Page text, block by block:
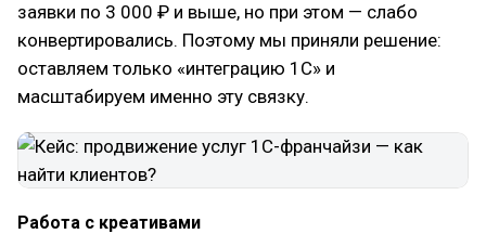
заявки по 3 000 ₽ и выше, но при этом — слабо
конвертировались. Поэтому мы приняли решение:
оставляем только «интеграцию 1С» и
масштабируем именно эту связку.
Работа с креативами